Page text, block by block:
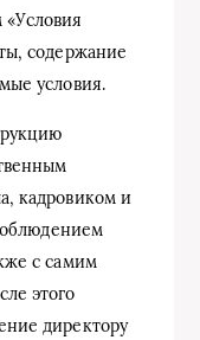
содержание
условия.
кадровиком и
с самим
этого
директору